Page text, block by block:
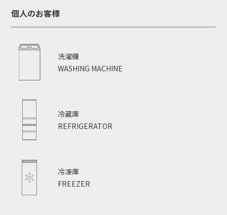
個人のお客様
WASHING MACHINE
洗濯機
REFRIGERATOR
冷蔵庫
FREEZER
冷凍庫